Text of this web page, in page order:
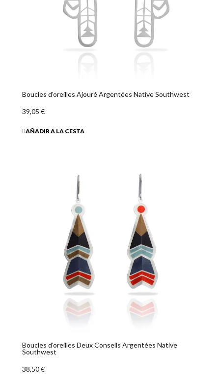
Boucles d'oreilles Ajouré Argentées Native Southwest
39,05 €
AÑADIR A LA CESTA
Boucles d'oreilles Deux Conseils Argentées Native
Southwest
38,50 €